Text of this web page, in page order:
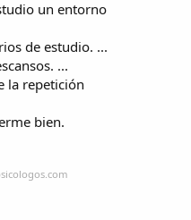
un entorno
de estudio. ...
...
la repetición
bien.